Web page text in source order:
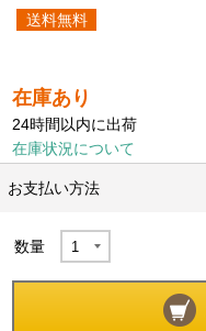
送料無料
在庫あり
24時間以内に出荷
在庫状況について
お支払い方法
数量